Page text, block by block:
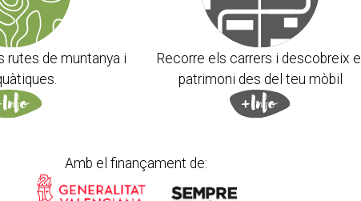
rutes de muntanya i
Recorre els carrers i descobreix el
patrimoni des del teu mòbil
Amb el finançament de: